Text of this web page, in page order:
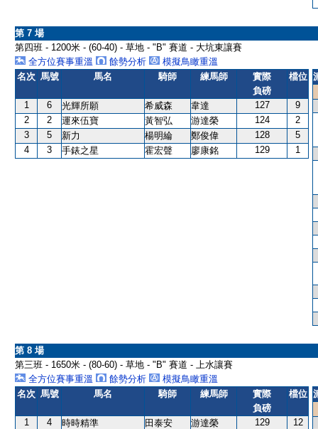
第 7 場
第四班 - 1200米 - (60-40) - 草地 - "B" 賽道 - 大坑東讓賽
全方位賽事重溫
餘勢分析
模擬鳥瞰重溫
名次 馬號 馬名 騎師 練馬師
實際
負磅
檔位
1 6 光輝所願 希威森 韋達 127
9
2
2 運來伍寶 黃智弘 游達榮 124
2
3
5 新力 楊明綸 鄭俊偉 128
5
4
3 手錶之星 霍宏聲 廖康銘 129 1
第 8 場
第三班 - 1650米 - (80-60) - 草地 - "B" 賽道 - 上水讓賽
全方位賽事重溫
餘勢分析
模擬鳥瞰重溫
名次 馬號 馬名 騎師 練馬師
實際
負磅
檔位
1 4 時時精準 田泰安 游達榮 129
12